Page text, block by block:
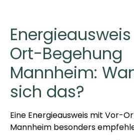
Ort-Begehung
Mannheim:
sich das?
Eine Energieausweis mit Vor-
Mannheim besonders